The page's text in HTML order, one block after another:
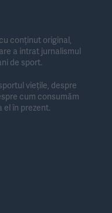
conținut original,
a intrat jurnalismul
de sport.
viețile, despre
cum consumăm
el în prezent.